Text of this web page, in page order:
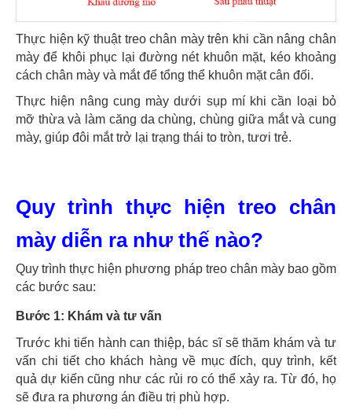
Thực hiện kỹ thuật treo chân mày trên khi cần nâng chân
mày để khôi phục lại đường nét khuôn mặt, kéo khoảng
cách chân mày và mắt để tổng thể khuôn mặt cân đối.
Thực hiện nâng cung mày dưới sụp mí khi cần loại bỏ
mỡ thừa và làm căng da chùng, chùng giữa mắt và cung
mày, giúp đôi mắt trở lại trạng thái to tròn, tươi trẻ.
Quy trình thực hiện treo chân
mày diễn ra như thế nào?
Quy trình thực hiện phương pháp treo chân mày bao gồm
các bước sau:
Bước 1: Khám và tư vấn
Trước khi tiến hành can thiệp, bác sĩ sẽ thăm khám và tư
vấn chi tiết cho khách hàng về mục đích, quy trình, kết
quả dự kiến cũng như các rủi ro có thể xảy ra. Từ đó, họ
sẽ đưa ra phương án điều trị phù hợp.